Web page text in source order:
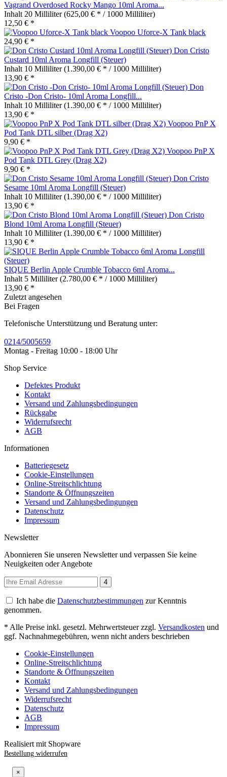
Vagrand Overdosed Rocky Mango 10ml Aroma...
Inhalt20 Milliliter(625,00 € * / 1000 Milliliter)
12,50 € *
Voopoo Uforce-X Tank black
24,90 € *
Don Cristo
Custard 10ml Aroma Longfill (Steuer)
Inhalt 10 Milliliter(1.390,00 € * / 1000 Milliliter)
13,90 € *
Don
Cristo -Don Cristo- 10ml Aroma Longfill...
Inhalt 10 Milliliter(1.390,00 € * / 1000 Milliliter)
13,90 € *
Voopoo PnP X
Pod Tank DTL silber (Drag X2)
9,90 € *
Voopoo PnP X
Pod Tank DTL Grey (Drag X2)
9,90 € *
Don Cristo
Sesame 10ml Aroma Longfill (Steuer)
Inhalt 10 Milliliter(1.390,00 € * / 1000 Milliliter)
13,90 € *
Don Cristo
Blond 10ml Aroma Longfill (Steuer)
Inhalt 10 Milliliter(1.390,00 € * / 1000 Milliliter)
13,90 € *
SIQUE Berlin Apple Crumble Tobacco 6ml Aroma...
Inhalt 5 Milliliter(2.780,00 € * / 1000 Milliliter)
13,90 € *
Zuletzt angesehen
Bei Fragen
Telefonische Unterstützung und Beratung unter:
0214/5005659
Montag - Freitag 10:00 - 18:00 Uhr
Shop Service
Defektes Produkt
Kontakt
Versand und Zahlungsbedingungen
Rückgabe
Widerrufsrecht
AGB
Informationen
Batteriegesetz
Cookie-Einstellungen
Online-Streitschlichtung
Standorte & Öffnungszeiten
Versand und Zahlungsbedingungen
Datenschutz
Impressum
Newsletter
Abonnieren Sie unseren Newsletter und verpassen Sie keine
Neuigkeiten oder Angebote
4
Ich habe die Datenschutzbestimmungen zur Kenntnis
genommen.
* Alle Preise inkl. gesetzl. Mehrwertsteuer zzgl. Versandkosten und
ggf. Nachnahmegebühren, wenn nicht anders beschrieben
Cookie-Einstellungen
Online-Streitschlichtung
Standorte & Öffnungszeiten
Kontakt
Versand und Zahlungsbedingungen
Widerrufsrecht
Datenschutz
AGB
Impressum
Realisiert mit Shopware
Bestellung widerrufen
×